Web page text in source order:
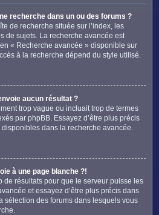
recherche dans un ou des forums ?
de recherche située sur l’index, les
de sujets. La recherche avancée est
« Recherche avancée » disponible sur
à la recherche dépend du style utilisé.
aucun résultat ?
trop vague ou incluait trop de termes
par phpBB. Essayez d’être plus précis
disponibles dans la recherche avancée.
à une page blanche ?!
de résultats pour que le serveur puisse les
et essayez d’être plus précis dans
sélection des forums dans lesquels vous